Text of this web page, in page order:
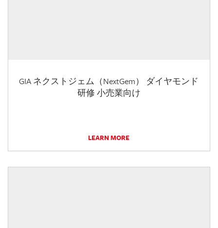
GIA ネクストジェム（NextGem） ダイヤモンド
研修 小売業向け
LEARN MORE